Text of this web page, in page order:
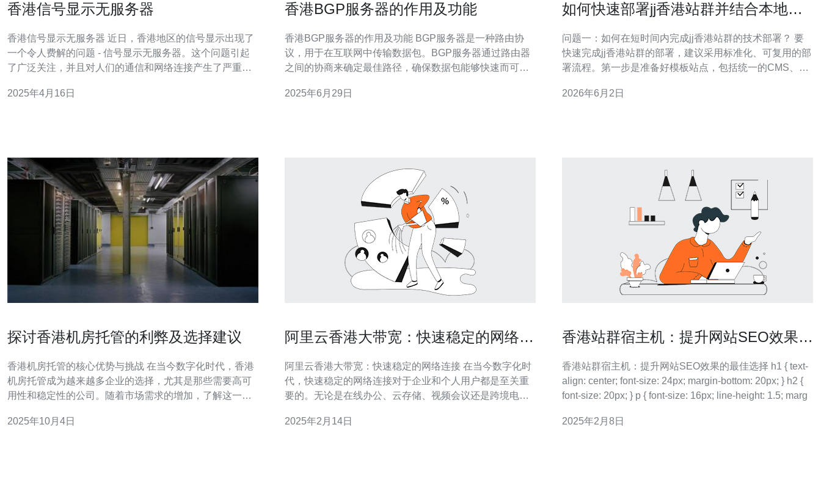
香港信号显示无服务器
香港信号显示无服务器 近日，香港地区的信号显示出现了
一个令人费解的问题 - 信号显示无服务器。这个问题引起
了广泛关注，并且对人们的通信和网络连接产生了严重影
专家们发现，香港信号显示无服务器的问题主要是由网络
2025年4月16日
香港BGP服务器的作用及功能
香港BGP服务器的作用及功能 BGP服务器是一种路由协
议，用于在互联网中传输数据包。BGP服务器通过路由器
之间的协商来确定最佳路径，确保数据包能够快速而可靠
用。它可以帮助海外企业在亚洲地区建立网络连接，提供
2025年6月29日
如何快速部署jj香港站群并结合本地化
问题一：如何在短时间内完成jj香港站群的技术部署？ 要
快速完成jj香港站群的部署，建议采用标准化、可复用的部
署流程。第一步是准备好模板站点，包括统一的CMS、模
件。第二步是使用自动化部署脚本（如Ansible、Docker
2026年6月2日
探讨香港机房托管的利弊及选择建议
香港机房托管的核心优势与挑战 在当今数字化时代，香港
机房托管成为越来越多企业的选择，尤其是那些需要高可
用性和稳定性的公司。随着市场需求的增加，了解这一服
华： 高效的技术支持和服务质量 成本控制与预算管理 安
2025年10月4日
阿里云香港大带宽：快速稳定的网络连
阿里云香港大带宽：快速稳定的网络连接 在当今数字化时
代，快速稳定的网络连接对于企业和个人用户都是至关重
要的。无论是在线办公、云存储、视频会议还是跨境电
宽就是为了满足这个需求而诞生的。本文将介绍阿里云香
2025年2月14日
香港站群宿主机：提升网站SEO效果的
香港站群宿主机：提升网站SEO效果的最佳选择 h1 { text-
align: center; font-size: 24px; margin-bottom: 20px; } h2 {
font-size: 20px; } p { font-size: 16px; line-height: 1.5; marg
2025年2月8日